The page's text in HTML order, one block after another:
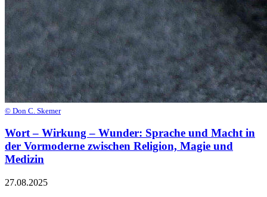
© Don C. Skemer
Wort – Wirkung – Wunder: Sprache und Macht in
der Vormoderne zwischen Religion, Magie und
Medizin
27.08.2025